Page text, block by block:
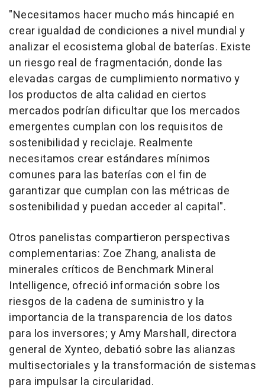
"Necesitamos hacer mucho más hincapié en
crear igualdad de condiciones a nivel mundial y
analizar el ecosistema global de baterías. Existe
un riesgo real de fragmentación, donde las
elevadas cargas de cumplimiento normativo y
los productos de alta calidad en ciertos
mercados podrían dificultar que los mercados
emergentes cumplan con los requisitos de
sostenibilidad y reciclaje. Realmente
necesitamos crear estándares mínimos
comunes para las baterías con el fin de
garantizar que cumplan con las métricas de
sostenibilidad y puedan acceder al capital".
Otros panelistas compartieron perspectivas
complementarias: Zoe Zhang, analista de
minerales críticos de Benchmark Mineral
Intelligence, ofreció información sobre los
riesgos de la cadena de suministro y la
importancia de la transparencia de los datos
para los inversores; yAmy Marshall, directora
general de Xynteo, debatió sobre las alianzas
multisectoriales y la transformación de sistemas
para impulsar la circularidad.